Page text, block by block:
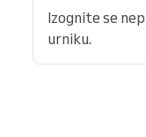
Izognite se
urniku.